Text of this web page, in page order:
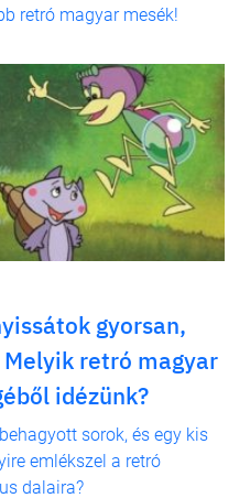
retró magyar mesék!
gyorsan,
retró magyar
idézünk?
sorok, és egy kis
emlékszel a retró
dalaira?